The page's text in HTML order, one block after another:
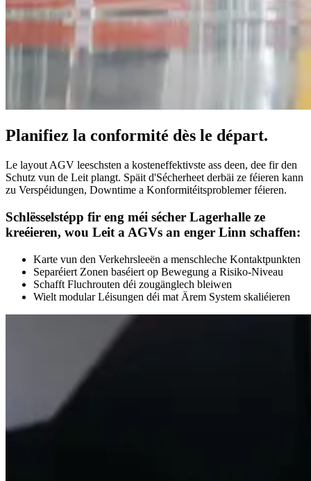
Planifiez la conformité dès le départ.
Le layout AGV leeschsten a kosteneffektivste ass deen, dee fir den
Schutz vun de Leit plangt. Späit d'Sécherheet derbäi ze féieren kann
zu Verspéidungen, Downtime a Konformitéitsproblemer féieren.
Schlësselstépp fir eng méi sécher Lagerhalle ze
kreéieren, wou Leit a AGVs an enger Linn schaffen:
Karte vun den Verkehrsleeën a menschleche Kontaktpunkten
Separéiert Zonen baséiert op Bewegung a Risiko-Niveau
Schafft Fluchrouten déi zougänglech bleiwen
Wielt modular Léisungen déi mat Ärem System skaliéieren